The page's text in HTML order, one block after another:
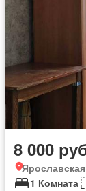
8 000
1 Комната